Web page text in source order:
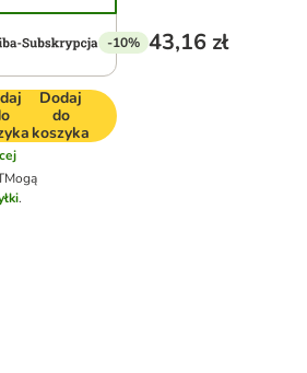
-10% 43,16 zł
Dodaj
do
koszyka
Mogą
.